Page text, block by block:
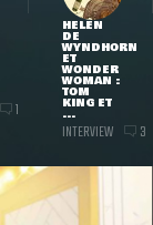
1
HELEN
DE
WYNDHORN
ET
WONDER
WOMAN :
TOM
KING ET
...
INTERVIEW 3